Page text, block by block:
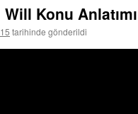
Konu
tarihinde gönderildi